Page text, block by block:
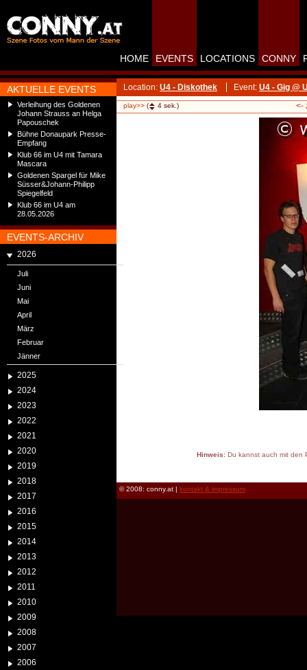
AKTUELLE EVENTS
Verleihung des Goldenen
Johann Strauss an Helga
Papouschek
Bühne Donaupark Presse-
Empfang
Klub 66 im U4 mit Tamara
Mascara
Goldenen Spargel für Mike
Süsser&Johann-Philipp
Spiegelfeld
Klub 66 im U4 am
28.05.2026
EVENTS-ARCHIV
2026
Juli
Juni
Mai
April
März
Februar
Jänner
2025
2024
2023
2022
2021
2020
2019
2018
2017
2016
2015
2014
2013
2012
2011
2010
2009
2008
2007
2006
HOME EVENTS LOCATIONS CONNY
Location: U4 - Diskothek Event: U4 - Gig @
play>> ( 4 sek.) <-
Hinweis:Du kannst auch mit den
© 2008: conny.at | kontakt & impressum